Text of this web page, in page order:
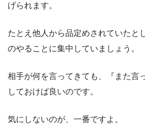
げられます。
たとえ他人から品定めされていたと
のやることに集中していましょう。
相手が何を言ってきても、『また言
しておけば良いのです。
気にしないのが、一番ですよ。